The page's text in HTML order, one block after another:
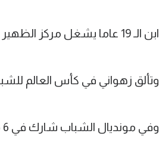
ابن الـ 19 عاما يشغل مركز الظهير الأيسر.
وتألق زهواني في كأس العالم